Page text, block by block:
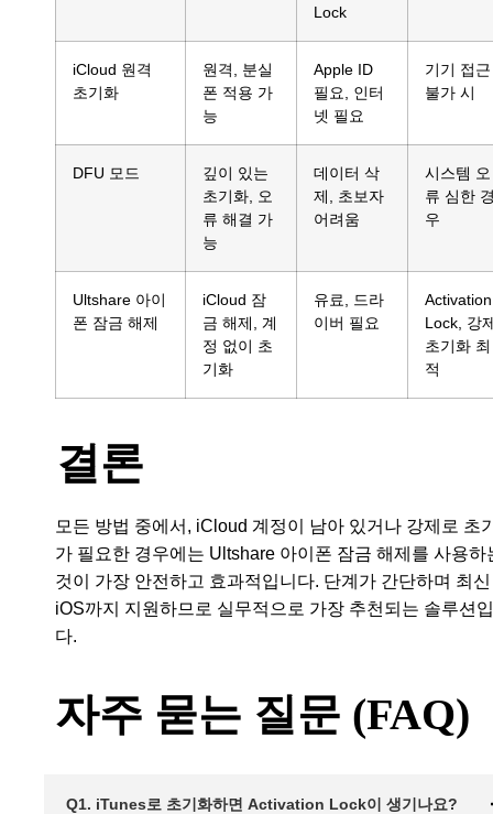
Lock
iCloud 원격
초기화
원격, 분실
폰 적용 가
능
Apple ID
필요, 인터
넷 필요
기기 접근
불가 시
DFU 모드
깊이 있는
초기화, 오
류 해결 가
능
데이터 삭
제, 초보자
어려움
시스템 오
류 심한
우
Ultshare 아이
폰 잠금 해제
iCloud 잠
금 해제, 계
정 없이 초
기화
유료, 드라
이버 필요
Activation
Lock, 강
초기화 최
적
결론
모든 방법 중에서, iCloud 계정이 남아 있거나 강제로 초
가 필요한 경우에는 Ultshare 아이폰 잠금 해제를 사용하
것이 가장 안전하고 효과적입니다. 단계가 간단하며 최신
iOS까지 지원하므로 실무적으로 가장 추천되는 솔루션
다.
자주 묻는 질문 (FAQ)
Q1. iTunes로 초기화하면 Activation Lock이 생기나요?